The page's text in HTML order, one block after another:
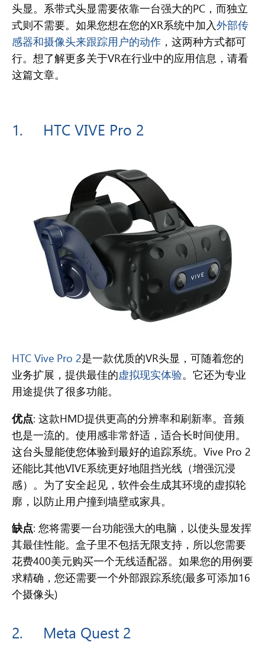
头显。系带式头显需要依靠一台强大的PC，而独立
式则不需要。如果您想在您的XR系统中加入外部传
感器和摄像头来跟踪用户的动作 ，这两种方式都可
行。想了解更多关于VR在行业中的应用信息，请看
这篇文章。
1. HTC VIVE Pro 2
HTC Vive Pro 2是一款优质的VR头显，可随着您的
业务扩展，提供最佳的虚拟现实体验。它还为专业
用途提供了很多功能。
优点: 这款HMD提供更高的分辨率和刷新率。音频
也是一流的。使用感非常舒适，适合长时间使用。
这台头显能使您体验到最好的追踪系统。Vive Pro 2
还能比其他VIVE系统更好地阻挡光线（增强沉浸
感）。为了安全起见，软件会生成其环境的虚拟轮
廓，以防止用户撞到墙壁或家具。
缺点: 您将需要一台功能强大的电脑，以使头显发挥
其最佳性能。盒子里不包括无限支持，所以您需要
花费400美元购买一个无线适配器。如果您的用例要
求精确，您还需要一个外部跟踪系统(最多可添加16
个摄像头)
2. Meta Quest 2